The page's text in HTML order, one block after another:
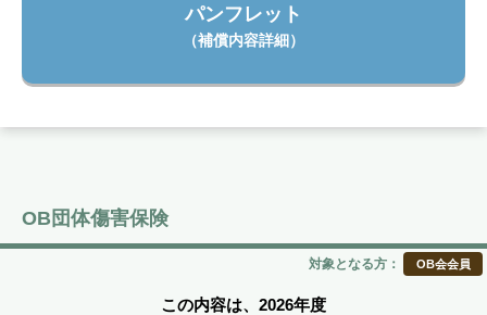
パンフレット
（補償内容詳細）
OB団体傷害保険
対象となる方： OB会会員
この内容は、2026年度